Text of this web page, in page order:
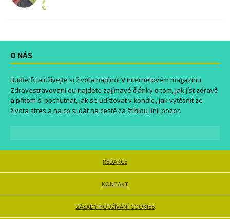
O NÁS
Buďte fit a užívejte si života naplno! V internetovém magazínu
Zdravestravovani.eu najdete zajímavé články o tom, jak jíst zdravě
a přitom si pochutnat, jak se udržovat v kondici, jak vytěsnit ze
života stres a na co si dát na cestě za štíhlou linií pozor.
REDAKCE
KONTAKT
ZÁSADY POUŽÍVÁNÍ COOKIES